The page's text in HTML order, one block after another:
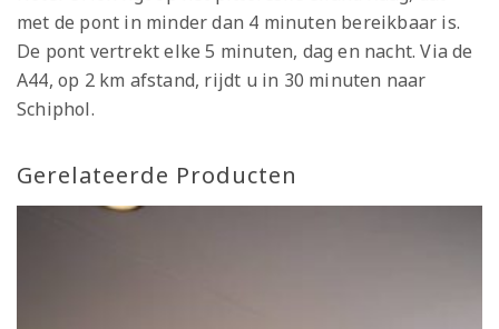
met de pont in minder dan 4 minuten bereikbaar is.
De pont vertrekt elke 5 minuten, dag en nacht. Via de
A44, op 2 km afstand, rijdt u in 30 minuten naar
Schiphol.
Gerelateerde Producten